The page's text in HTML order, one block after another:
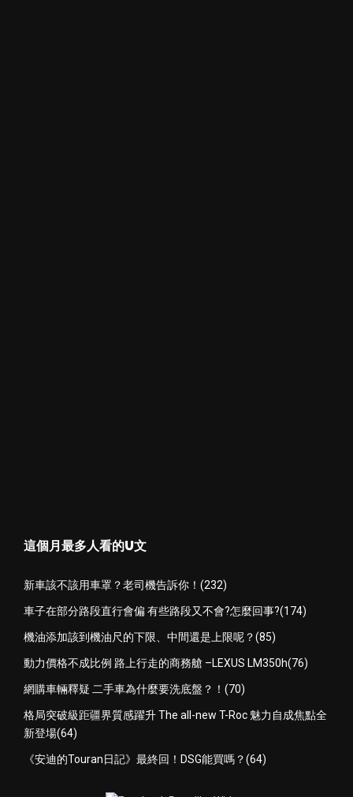
這個月最多人看的U文
新車該不該用車罩？老司機告訴你！(232)
車子在部分路段直行會偏 有些路段又不會?怎麼回事?(174)
機油添加該到機油尺的下限、中間還是上限呢？(85)
動力價格不成比例 路上行走的商務艙 –LEXUS LM350h(76)
網購車輛釋疑 二手車為什麼要洗底盤？！(70)
格局突破級距疆界質感躍升 The all-new T-Roc 魅力自成焦點全
新登場(64)
《安迪的Touran日記》最終回！DSG能買嗎？(64)